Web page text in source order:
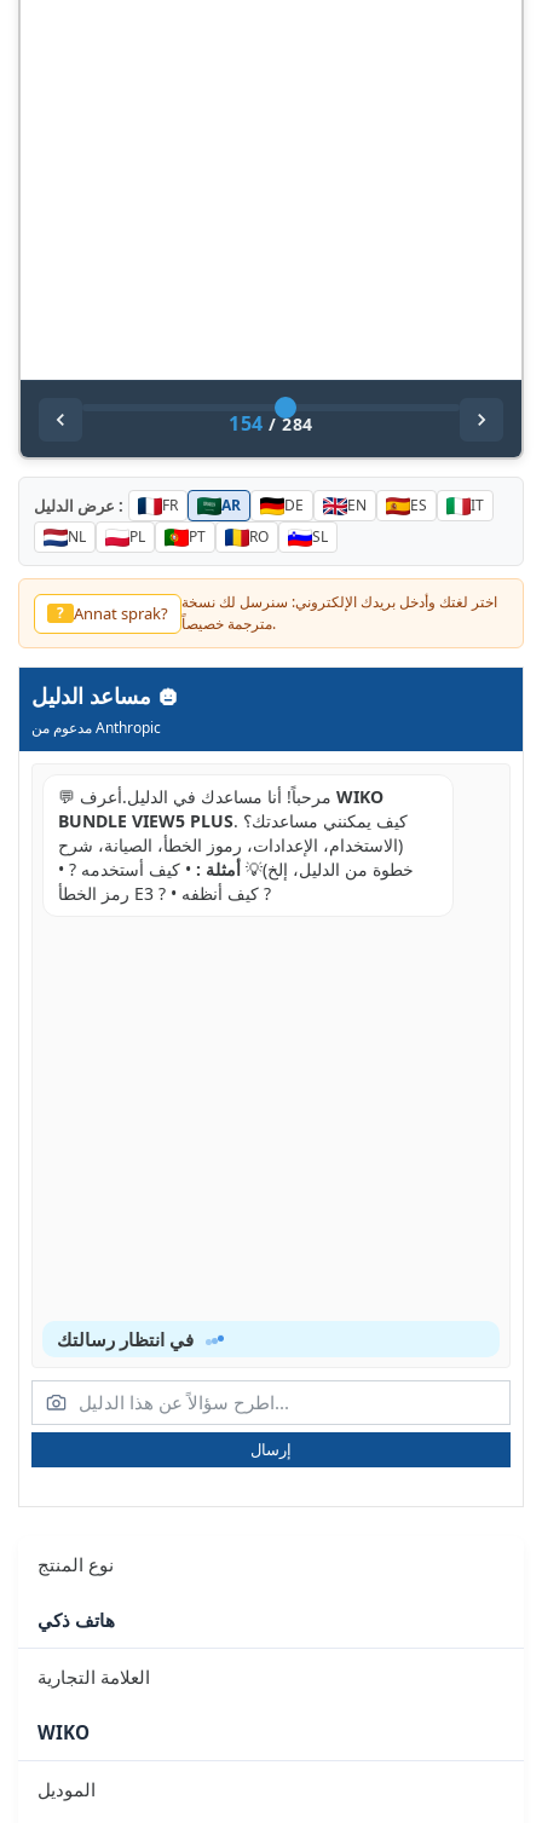
154 /284
عرض الدليل : FR AR DE EN ES
IT
NL
PL PT RO SL
? Annat sprak?
اختر لغتك وأدخل بريدك الإلكتروني: سنرسل لك نسخة
مترجمة خصيصاً.
مدعوم من Anthropic
💬 مرحباً! أنا مساعدك في الدليل.أعرف WIKO
BUNDLE VIEW5 PLUS. كيف يمكنني مساعدتك؟
(الاستخدام، الإعدادات، رموز الخطأ، الصيانة، شرح
خطوة من الدليل، إلخ)💡 أمثلة : • كيف أستخدمه ? •
رمز الخطأ E3 ? • كيف أنظفه ?
إرسال
نوع المنتج
هاتف ذكي
العلامة التجارية
WIKO
الموديل